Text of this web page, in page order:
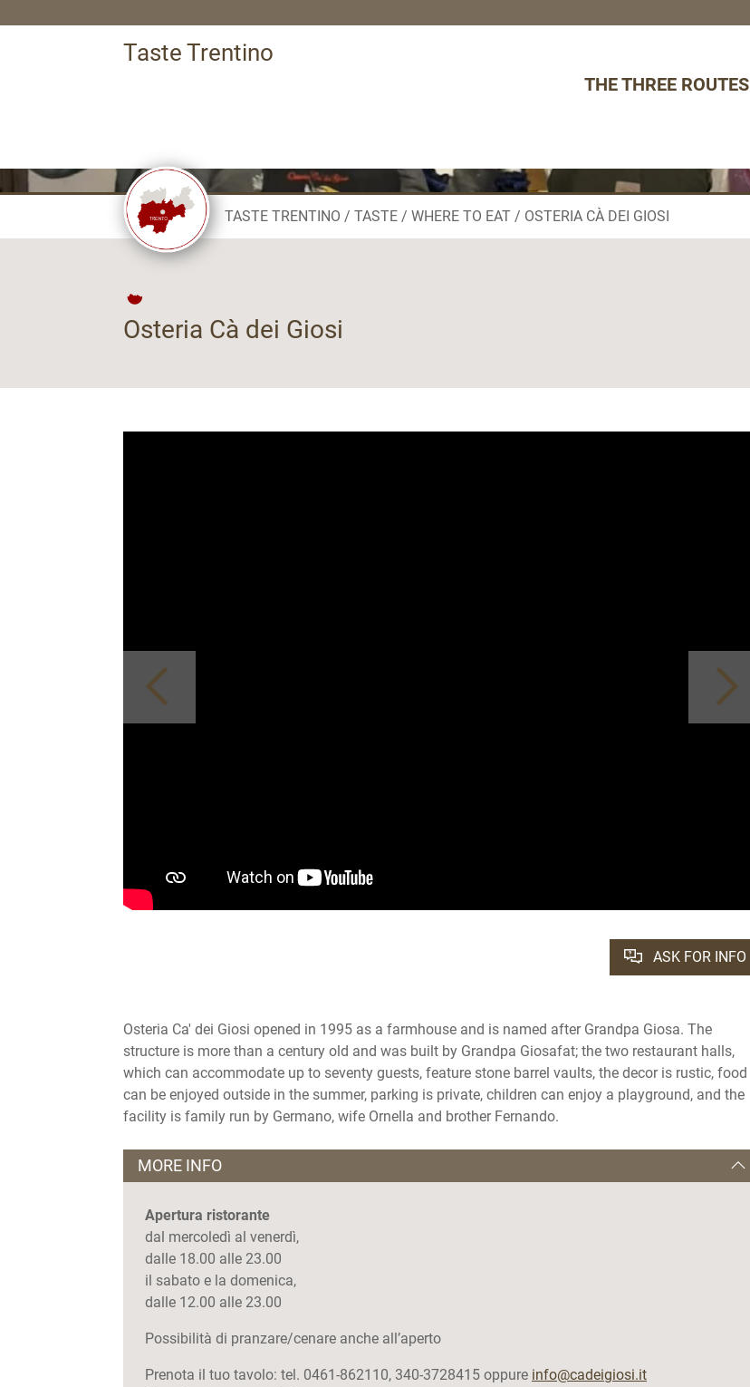
Taste Trentino
THE THREE ROUTES
TASTE TRENTINO TASTE WHERE TO EAT OSTERIA CÀ DEI GIOSI
Osteria Cà dei Giosi
ASK FOR INFO
Osteria Ca' dei Giosi opened in 1995 as a farmhouse and is named after Grandpa Giosa. The
structure is more than a century old and was built by Grandpa Giosafat; the two restaurant halls,
which can accommodate up to seventy guests, feature stone barrel vaults, the decor is rustic, food
can be enjoyed outside in the summer, parking is private, children can enjoy a playground, and the
facility is family run by Germano, wife Ornella and brother Fernando.
MORE INFO
Apertura ristorante
dal mercoledì al venerdì,
dalle 18.00 alle 23.00
il sabato e la domenica,
dalle 12.00 alle 23.00
Possibilità di pranzare/cenare anche all’aperto
Prenota il tuo tavolo: tel. 0461-862110, 340-3728415 oppure info@cadeigiosi.it